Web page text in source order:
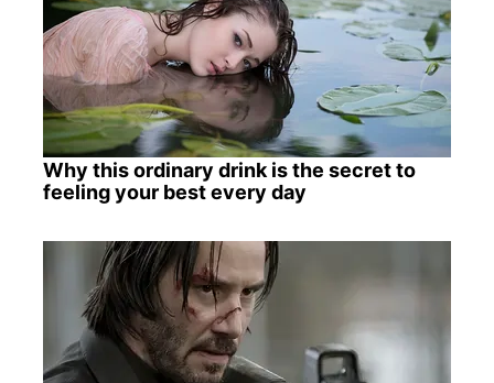
Why this ordinary drink is the secret to
feeling your best every day